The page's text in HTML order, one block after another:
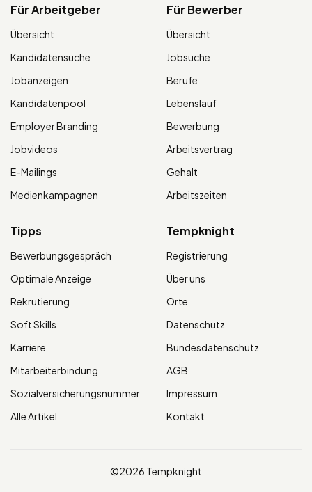
Für Arbeitgeber
Übersicht
Kandidatensuche
Jobanzeigen
Kandidatenpool
Employer Branding
Jobvideos
E-Mailings
Medienkampagnen
Für Bewerber
Übersicht
Jobsuche
Berufe
Lebenslauf
Bewerbung
Arbeitsvertrag
Gehalt
Arbeitszeiten
Tipps
Bewerbungsgespräch
Optimale Anzeige
Rekrutierung
Soft Skills
Karriere
Mitarbeiterbindung
Sozialversicherungsnummer
Alle Artikel
Tempknight
Registrierung
Über uns
Orte
Datenschutz
Bundesdatenschutz
AGB
Impressum
Kontakt
©2026 Tempknight